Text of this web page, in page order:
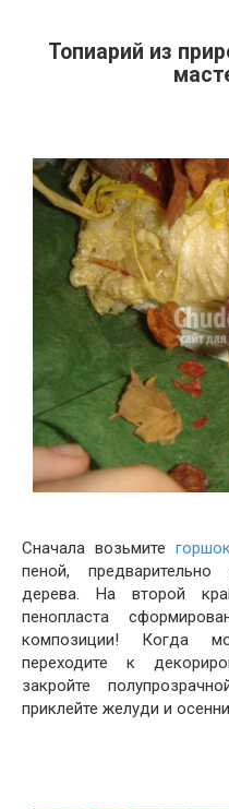
Топиарий из
Сначала возьмите горшок
пеной,
дерева. На второй
пенопласта
композиции! Когда
переходите к
закройте
приклейте желуди и